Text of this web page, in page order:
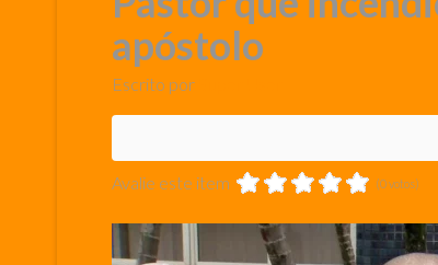
apóstolo
Escrito por
Avalie este item (0 votos)